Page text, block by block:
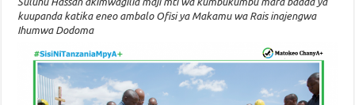
kuupanda katika eneo ambalo Ofisi ya Makamu wa Rais inajengwa
Ihumwa Dodoma